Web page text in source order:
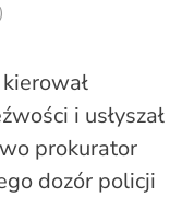
i usłyszał
prokurator
dozór policji